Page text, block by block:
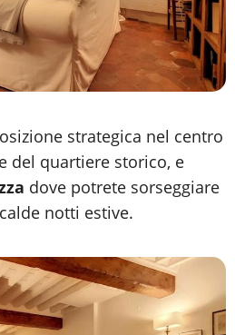
strategica nel centro
del quartiere storico, e
dove potrete sorseggiare
notti estive.